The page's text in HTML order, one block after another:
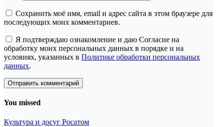
Сохранить моё имя, email и адрес сайта в этом браузере для
последующих моих комментариев.
Я подтверждаю ознакомление и даю Согласие на
обработку моих персональных данных в порядке и на
условиях, указанных в Политике обработки персональных
данных.
You missed
Культура и досуг Росатом